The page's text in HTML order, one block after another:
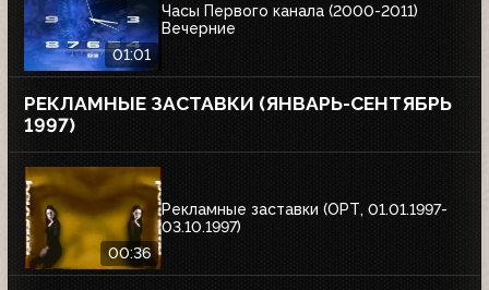
01:01
Часы Первого канала (2000-2011)
Вечерние
РЕКЛАМНЫЕ ЗАСТАВКИ (ЯНВАРЬ-СЕНТЯБРЬ
1997)
00:36
Рекламные заставки (ОРТ, 01.01.1997-
03.10.1997)